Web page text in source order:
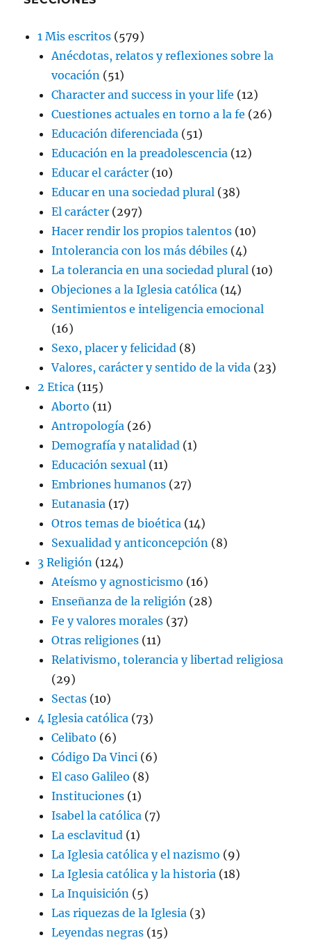
1 Mis escritos (579)
Anécdotas, relatos y reflexiones sobre la
vocación (51)
Character and success in your life (12)
Cuestiones actuales en torno a la fe (26)
Educación diferenciada (51)
Educación en la preadolescencia (12)
Educar el carácter (10)
Educar en una sociedad plural (38)
El carácter (297)
Hacer rendir los propios talentos (10)
Intolerancia con los más débiles (4)
La tolerancia en una sociedad plural (10)
Objeciones a la Iglesia católica (14)
Sentimientos e inteligencia emocional
(16)
Sexo, placer y felicidad (8)
Valores, carácter y sentido de la vida (23)
2 Etica (115)
Aborto (11)
Antropología (26)
Demografía y natalidad (1)
Educación sexual (11)
Embriones humanos (27)
Eutanasia (17)
Otros temas de bioética (14)
Sexualidad y anticoncepción (8)
3 Religión (124)
Ateísmo y agnosticismo (16)
Enseñanza de la religión (28)
Fe y valores morales (37)
Otras religiones (11)
Relativismo, tolerancia y libertad religiosa
(29)
Sectas (10)
4 Iglesia católica (73)
Celibato (6)
Código Da Vinci (6)
El caso Galileo (8)
Instituciones (1)
Isabel la católica (7)
La esclavitud (1)
La Iglesia católica y el nazismo (9)
La Iglesia católica y la historia (18)
La Inquisición (5)
Las riquezas de la Iglesia (3)
Leyendas negras (15)